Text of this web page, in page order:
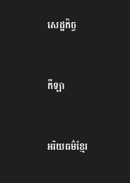
សេដ្ឋកិច្ច
កីឡា
អរិយធម៌ខ្មែរ